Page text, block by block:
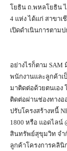
โยธิน ถ.พหลโยธิน
4 แห่ง ได้แก่ สาขา
เปิดดำเนินการตาม
อย่างไรก็ตาม
พนักงานและลูกค้า
มาติดต่อด้วยตนเอง
ติดต่อผ่านช่องทางอ
ปรับโครงสร้างหนี้
1800 หรือ แอดไลน์
สินทรัพย์สุขุมวิท จำกั
ลูกค้าโครงการคลิ